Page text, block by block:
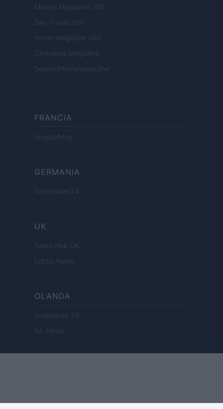
Motors Magazine 365
Day Travel 365
Home Magazine 365
Cineverse Magazine
SecondHomeMagazine
FRANCIA
InvestirMag
GERMANIA
Investieren24
UK
News Hub UK
Lgbtq News
OLANDA
Investeren 24
NL Newz